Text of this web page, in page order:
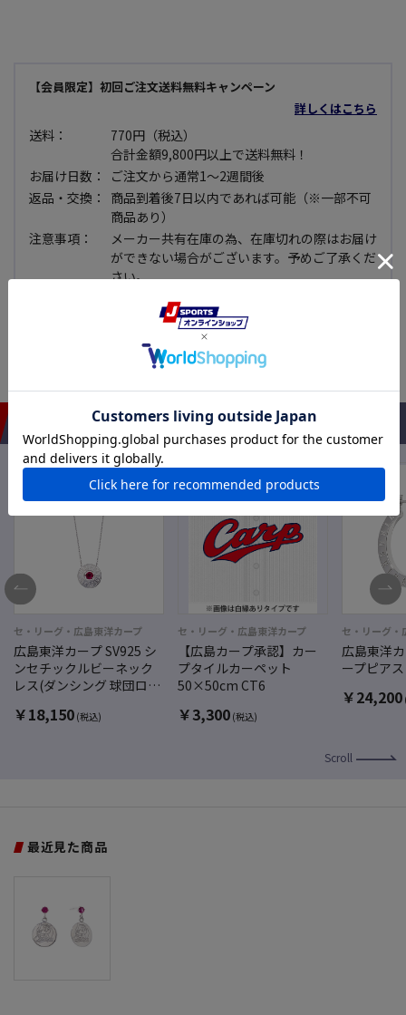
【会員限定】初回ご注文送料無料キャンペーン
詳しくはこちら
送料：
770円（税込）
合計金額9,800円以上で送料無料！
お届け日数：
ご注文から通常1～2週間後
返品・交換：
商品到着後7日以内であれば可能（※一部不可
商品あり）
注意事項：
メーカー共有在庫の為、在庫切れの際はお届け
ができない場合がございます。予めご了承くだ
さい。
セール価格商品については使用できない等、明
らかな不良品で無い限り原則として返品・交換
できませんので予めご了承下さい。
おすすめアイテム
セ・リーグ・広島東洋カープ
広島東洋カープ SV925 シ
ンセチックルビーネック
レス(ダンシング 球団ロ
￥18,150 (税込)
セ・リーグ・広島東洋カープ
【広島カープ承認】カー
プタイルカーペット
50×50cm CT6
￥3,300 (税込)
セ・リーグ・
広島東洋
ープピアス
￥24,200
Scroll
最近見た商品